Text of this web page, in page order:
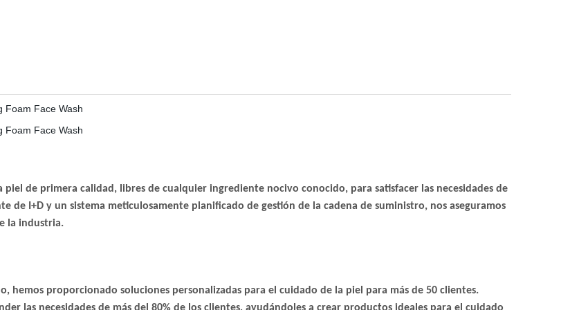
de primera calidad, libres de cualquier ingrediente nocivo conocido, para satisfacer las necesidades de
de I+D y un sistema meticulosamente planificado de gestión de la cadena de suministro, nos aseguramos
la industria.
hemos proporcionado soluciones personalizadas para el cuidado de la piel para más de 50 clientes.